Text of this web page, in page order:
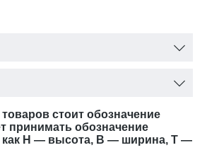
гостиная, спальня, журнальные
стоит обозначение
принимать обозначение
как H — высота, B — ширина, T —